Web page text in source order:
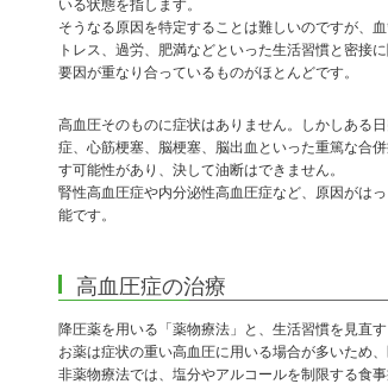
いる状態を指します。
そうなる原因を特定することは難しいのですが、
トレス、過労、肥満などといった生活習慣と密接
要因が重なり合っているものがほとんどです。
高血圧そのものに症状はありません。しかしある
症、心筋梗塞、脳梗塞、脳出血といった重篤な合
す可能性があり、決して油断はできません。
腎性高血圧症や内分泌性高血圧症など、原因がは
能です。
高血圧症の治療
降圧薬を用いる「薬物療法」と、生活習慣を見直
お薬は症状の重い高血圧に用いる場合が多いため
非薬物療法では、塩分やアルコールを制限する食